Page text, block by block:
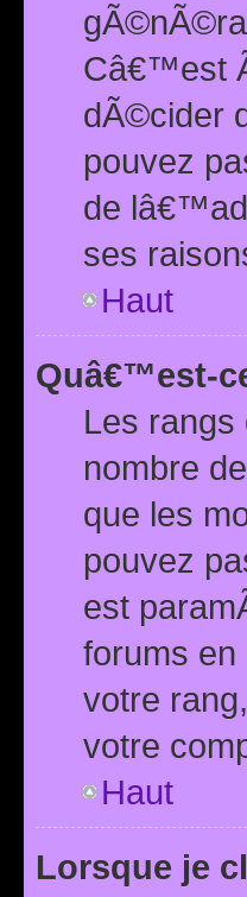
Câ€™est
dÃ©cider
pouvez
de
ses
Haut
Quâ€™est-
Les
nombre
que les
pouvez
est
forums
votre
votre
Haut
Lorsque je